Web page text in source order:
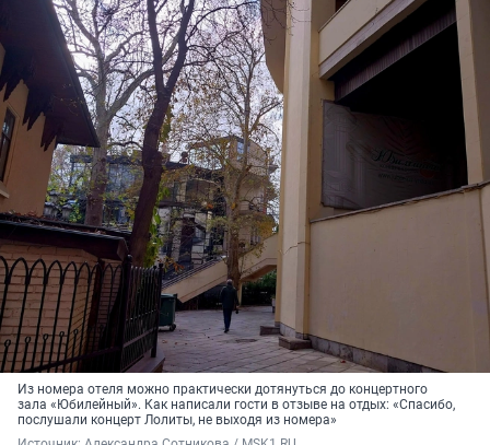
Из номера отеля можно практически дотянуться до концертного
зала «Юбилейный». Как написали гости в отзыве на отдых: «Спасибо,
послушали концерт Лолиты, не выходя из номера»